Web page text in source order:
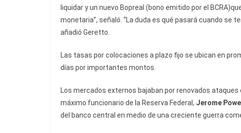
liquidar y un nuevo Bopreal (bono emitido por el
monetaria”, señaló. “La duda es qué pasará cuando se
añadió Geretto.
Las tasas por colocaciones a plazo fijo se ubican en
días por importantes montos.
Los mercados externos bajaban por renovados
máximo funcionario de la Reserva Federal, Jerome Powell
del banco central en medio de una creciente guerra